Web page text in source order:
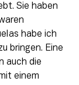
Sie haben
habe ich
bringen. Eine
auch die
einem